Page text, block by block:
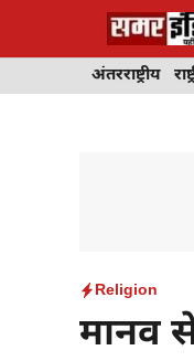
अंतरराष्ट्रीय
Religion
मानव